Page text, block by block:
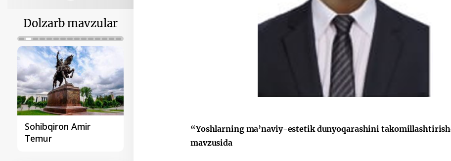
Dolzarb mavzular
Sohibqiron Amir
Temur
O‘zbekiston va
Paragvay hamkorligi
Huquqiy targʻibot
O‘zbekiston va
“Yoshlarning ma’naviy-estetik dunyoqarashini
mavzusida